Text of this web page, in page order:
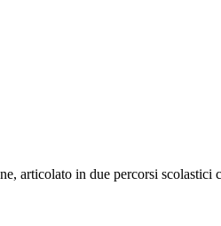
articolato in due percorsi